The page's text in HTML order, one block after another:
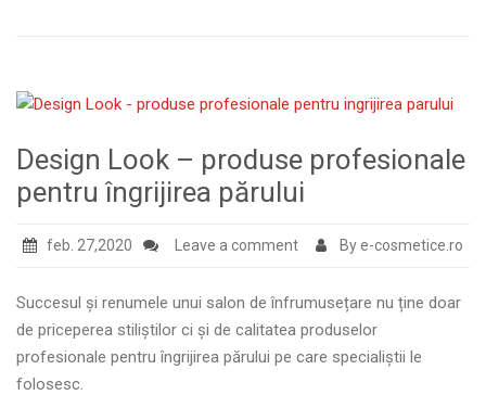
Design Look – produse profesionale
pentru îngrijirea părului
feb. 27,2020 Leave a comment By e-cosmetice.ro
Succesul și renumele unui salon de înfrumusețare nu ține doar
de priceperea stiliștilor ci și de calitatea produselor
profesionale pentru îngrijirea părului pe care specialiștii le
folosesc.